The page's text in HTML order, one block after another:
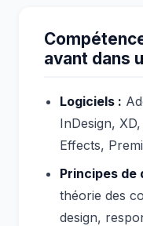
avant dans
Logiciels :
InDesign,
Effects,
Principes de
théorie des
design,